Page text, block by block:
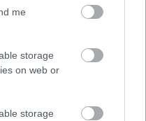
me
storage
on web or
storage
költöző